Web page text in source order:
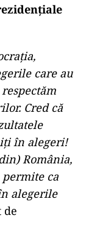
care au
Cred că
în alegeri!
România,
ca
alegerile
de